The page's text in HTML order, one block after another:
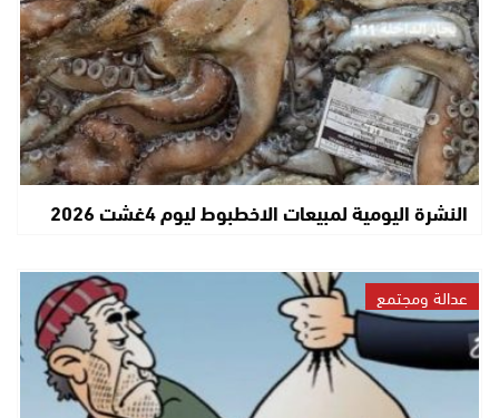
النشرة اليومية لمبيعات الاخطبوط ليوم 4غشت 2026
عدالة ومجتمع